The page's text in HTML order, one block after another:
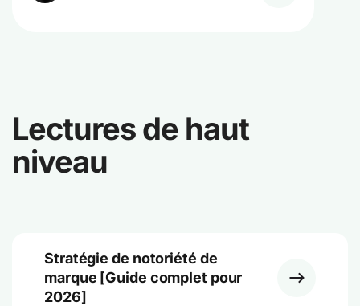
Lectures de haut
niveau
Stratégie de notoriété de
marque [Guide complet pour
2026]